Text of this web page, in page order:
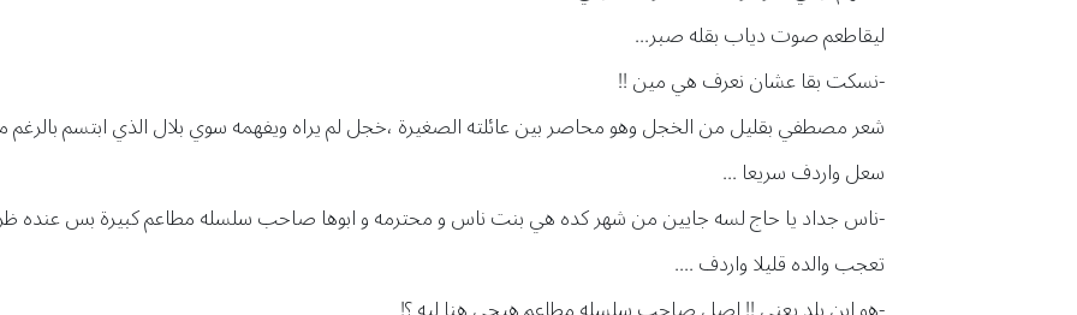
ليقاطعم صوت دياب بقله صبر...
-نسكت بقا عشان نعرف هي مين !!
شعر مصطفي بقليل من الخجل وهو محاصر بين عائلته الصغيرة ،خجل لم يراه ويفهمه سوي بلال الذي ابتسم بالرغم
سعل واردف سريعا ...
-ناس جداد يا حاج لسه جايين من شهر كده هي بنت ناس و محترمه و ابوها صاحب سلسله مطاعم كبيرة بس عنده
تعجب والده قليلا واردف ....